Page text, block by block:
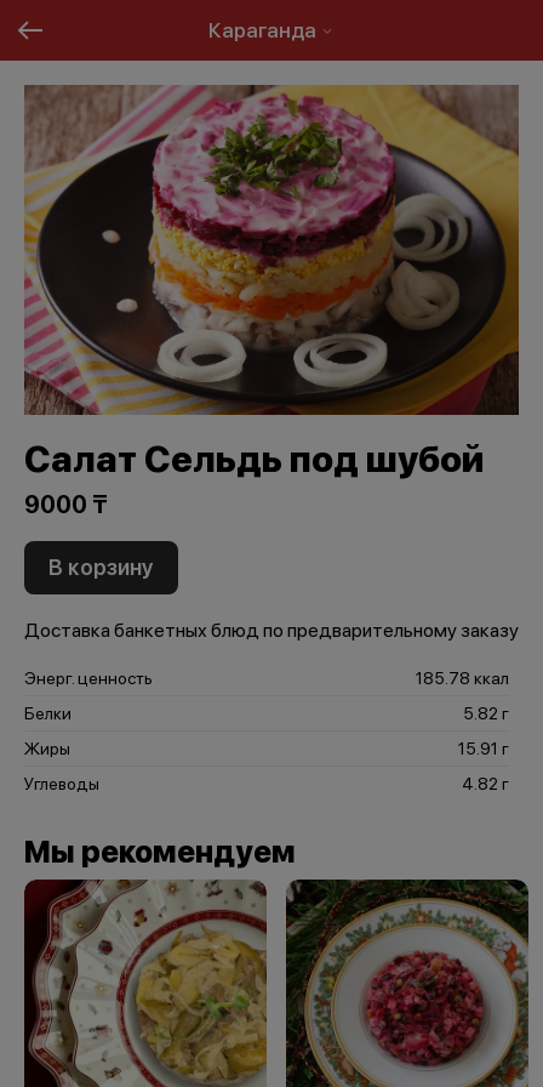
Караганда
Салат Сельдь под шубой
9000 ₸
В корзину
Доставка банкетных блюд по предварительному заказу
Энерг. ценность
185.78 ккал
Белки
5.82 г
Жиры
15.91 г
Углеводы
4.82 г
Мы рекомендуем